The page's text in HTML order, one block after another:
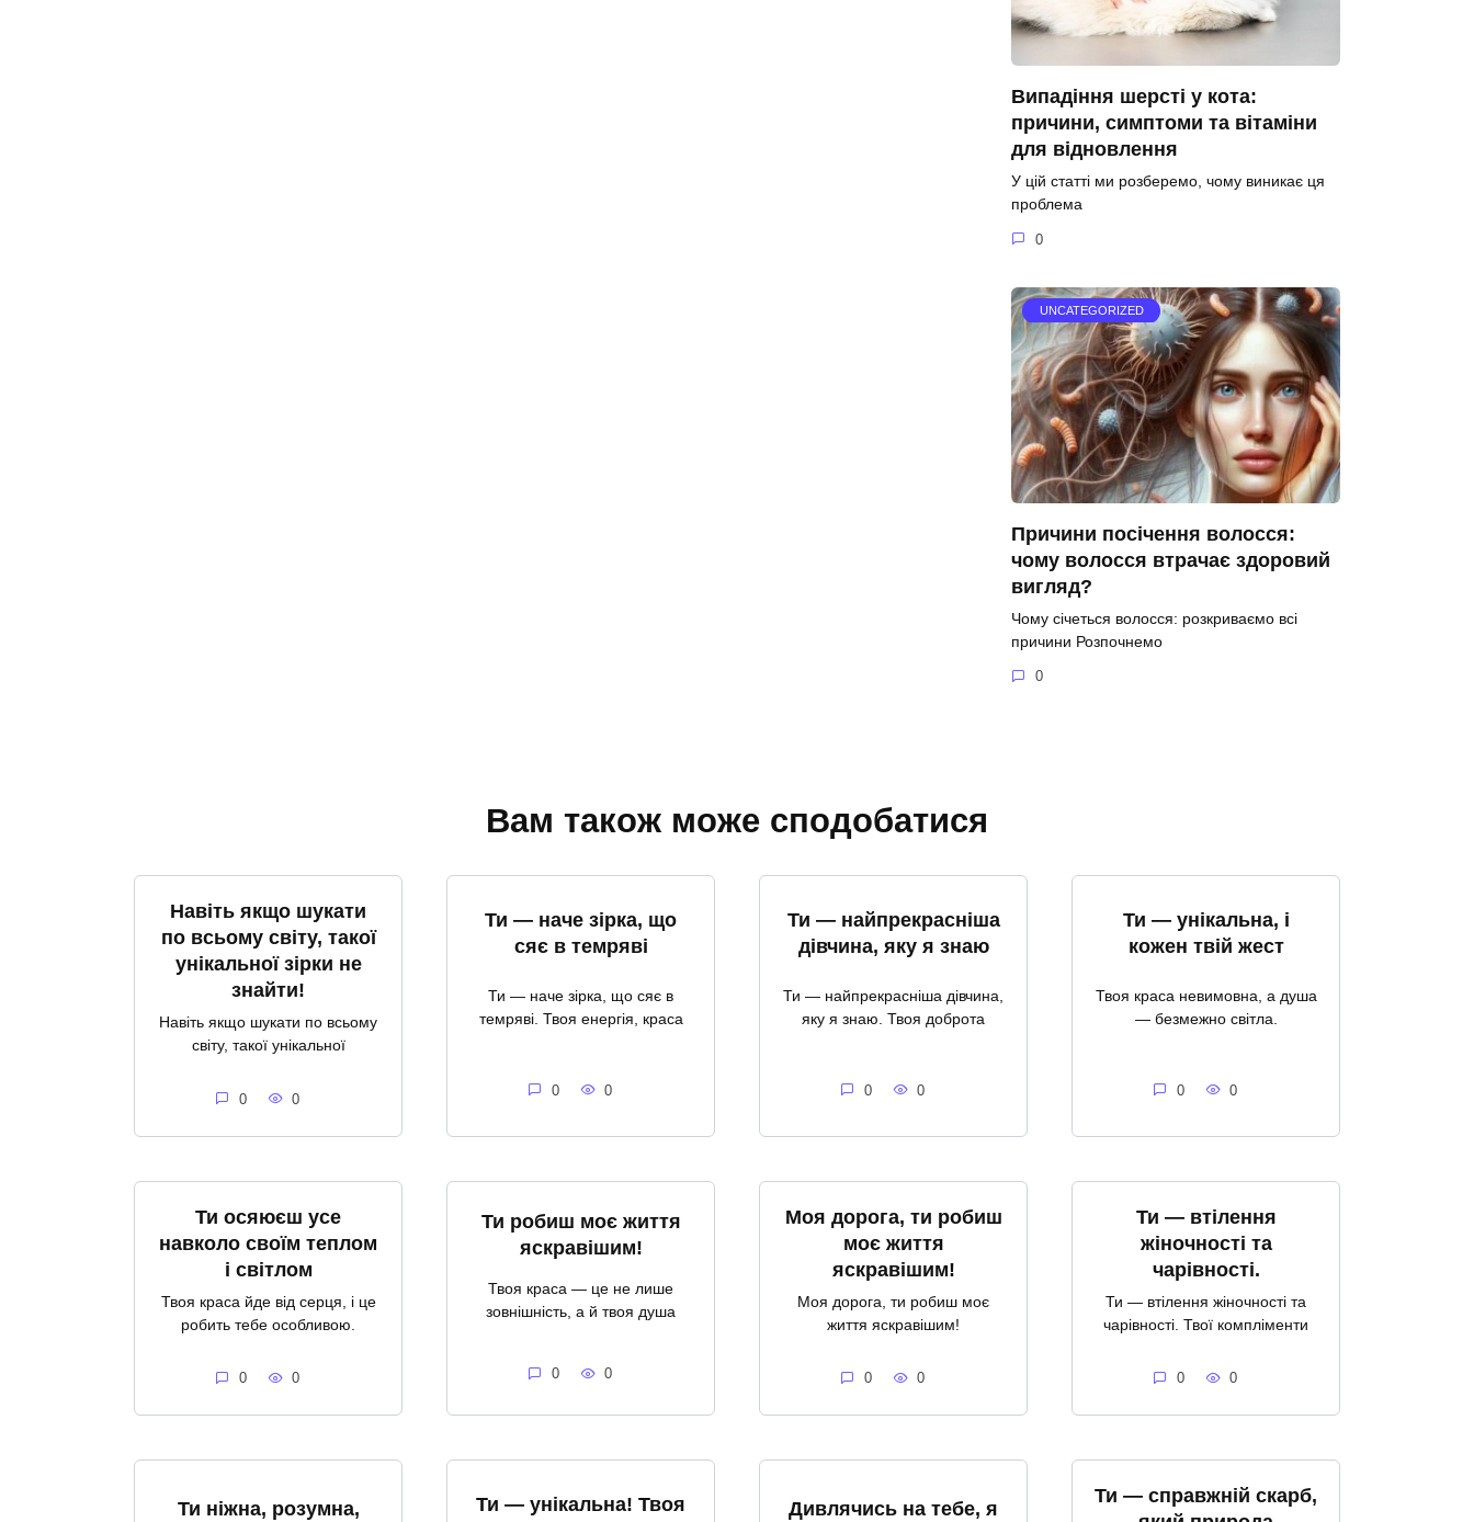
Випадіння шерсті у кота:
причини, симптоми та вітаміни
для відновлення
У цій статті ми розберемо, чому виникає ця
проблема
0
UNCATEGORIZED
Причини посічення волосся:
чому волосся втрачає здоровий
вигляд?
Чому січеться волосся: розкриваємо всі
причини Розпочнемо
0
Вам також може сподобатися
Навіть якщо шукати
по всьому світу, такої
унікальної зірки не
знайти!
Навіть якщо шукати по всьому
світу, такої унікальної
0 0
Ти — наче зірка, що
сяє в темряві
Ти — наче зірка, що сяє в
темряві. Твоя енергія, краса
0 0
Ти — найпрекрасніша
дівчина, яку я знаю
Ти — найпрекрасніша дівчина,
яку я знаю. Твоя доброта
0 0
Ти — унікальна, і
кожен твій жест
Твоя краса невимовна, а душа
— безмежно світла.
0 0
Ти осяюєш усе
навколо своїм теплом
і світлом
Твоя краса йде від серця, і це
робить тебе особливою.
0 0
Ти робиш моє життя
яскравішим!
Твоя краса — це не лише
зовнішність, а й твоя душа
0 0
Моя дорога, ти робиш
моє життя
яскравішим!
Моя дорога, ти робиш моє
життя яскравішим!
0 0
Ти — втілення
жіночності та
чарівності.
Ти — втілення жіночності та
чарівності. Твої компліменти
0 0
Ти ніжна, розумна,
Ти — унікальна! Твоя
Дивлячись на тебе, я
Ти — справжній скарб,